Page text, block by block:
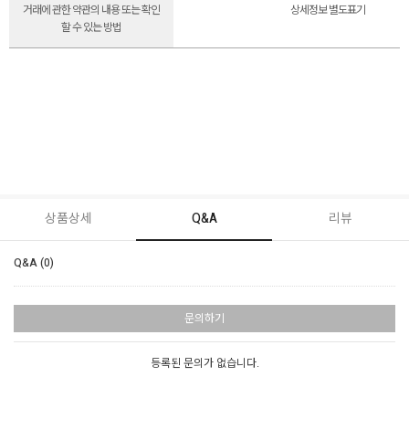
거래에 관한 약관의 내용 또는 확인
할 수 있는 방법
상세정보 별도표기
상품상세 Q&A 리뷰
Q&A (0)
문의하기
등록된 문의가 없습니다.